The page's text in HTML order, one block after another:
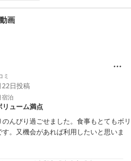
画
ミ
日投稿
宿泊
リューム満点
んびり過ごせました。食事もとてもボリ
。又機会があれば利用したいと思いま